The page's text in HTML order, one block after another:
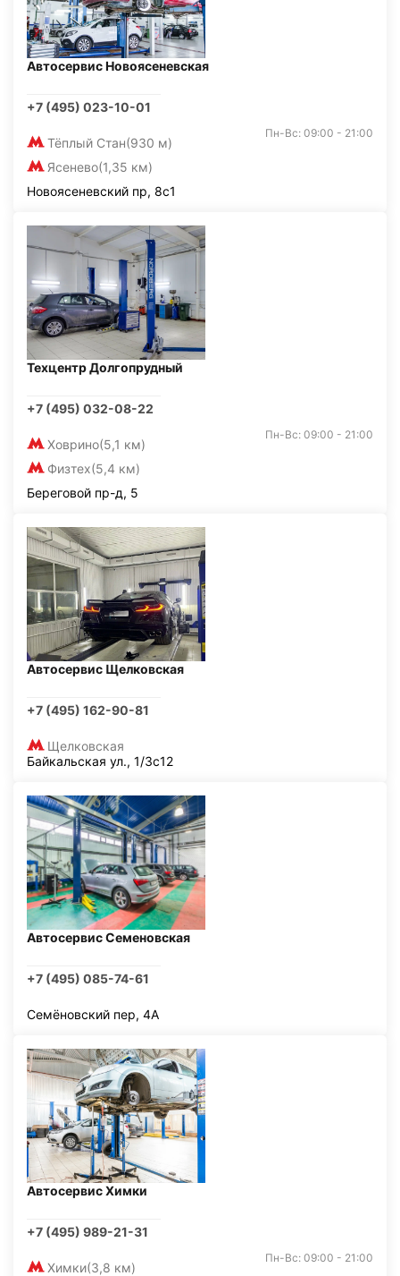
Автосервис Новоясеневская
+7 (495) 023-10-01
Тёплый Стан(930 м)
Ясенево(1,35 км)
Пн-Вс: 09:00 - 21:00
Новоясеневский пр, 8с1
Техцентр Долгопрудный
+7 (495) 032-08-22
Ховрино(5,1 км)
Физтех(5,4 км)
Пн-Вс: 09:00 - 21:00
Береговой пр-д, 5
Автосервис Щелковская
+7 (495) 162-90-81
Щелковская
Байкальская ул., 1/3с12
Автосервис Семеновская
+7 (495) 085-74-61
Семёновский пер, 4А
Автосервис Химки
+7 (495) 989-21-31
Химки(3,8 км)
Пн-Вс: 09:00 - 21:00